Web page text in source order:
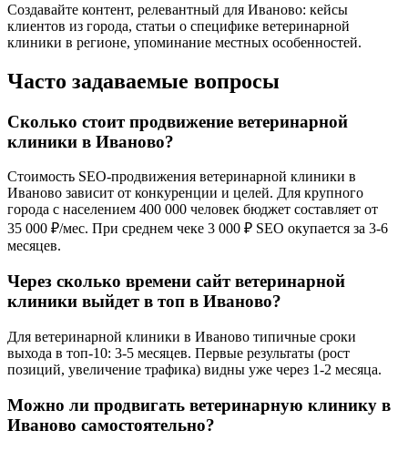
Создавайте контент, релевантный для Иваново: кейсы
клиентов из города, статьи о специфике ветеринарной
клиники в регионе, упоминание местных особенностей.
Часто задаваемые вопросы
Сколько стоит продвижение ветеринарной
клиники в Иваново?
Стоимость SEO-продвижения ветеринарной клиники в
Иваново зависит от конкуренции и целей. Для крупного
города с населением 400 000 человек бюджет составляет от
35 000 ₽/мес. При среднем чеке 3 000 ₽ SEO окупается за 3-6
месяцев.
Через сколько времени сайт ветеринарной
клиники выйдет в топ в Иваново?
Для ветеринарной клиники в Иваново типичные сроки
выхода в топ-10: 3-5 месяцев. Первые результаты (рост
позиций, увеличение трафика) видны уже через 1-2 месяца.
Можно ли продвигать ветеринарную клинику в
Иваново самостоятельно?